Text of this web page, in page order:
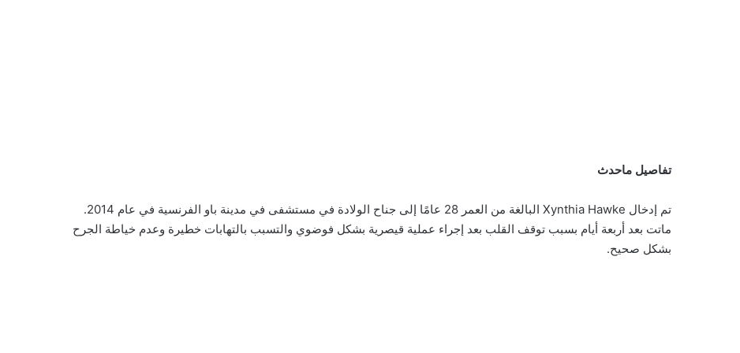
تفاصيل ماحدث
تم إدخال Xynthia Hawke البالغة من العمر 28 عامًا إلى جناح الولادة في مستشفى في مدينة باو الفرنسية في عام 2014.
ماتت بعد أربعة أيام بسبب توقف القلب بعد إجراء عملية قيصرية بشكل فوضوي والتسبب بالتهابات خطيرة وعدم خياطة الجرح
بشكل صحيح.